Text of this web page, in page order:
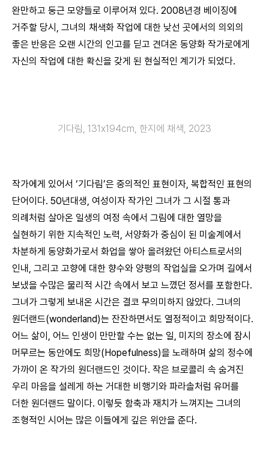
완만하고 둥근 모양들로 이루어져 있다. 2008년경 베이징에
거주할 당시, 그녀의 채색화 작업에 대한 낮선 곳에서의 의외의
좋은 반응은 오랜 시간의 인고를 딛고 견뎌온 동양화 작가로에게
자신의 작업에 대한 확신을 갖게 된 현실적인 계기가 되었다.
기다림, 131x194cm, 한지에 채색, 2023
작가에게 있어서 ‘기다림’은 중의적인 표현이자, 복합적인 표현의
단어이다. 50년대생, 여성이자 작가인 그녀가 그 시절 통과
의례처럼 살아온 일생의 여정 속에서 그림에 대한 열망을
실현하기 위한 지속적인 노력, 서양화가 중심이 된 미술계에서
차분하게 동양화가로서 화업을 쌓아 올려왔던 아티스트로서의
인내, 그리고 고향에 대한 향수와 양평의 작업실을 오가며 길에서
보냈을 수많은 물리적 시간 속에서 보고 느꼈던 정서를 포함한다.
그녀가 그렇게 보내온 시간은 결코 무의미하지 않았다. 그녀의
원더랜드(wonderland)는 잔잔하면서도 열정적이고 희망적이다.
어느 삶이, 어느 인생이 만만할 수는 없는 일, 미지의 장소에 잠시
머무르는 동안에도 희망(Hopefulness)을 노래하며 삶의 정수에
가까이 온 작가의 원더랜드인 것이다. 작은 브로콜리 속 숨겨진
우리 마음을 설레게 하는 거대한 비행기와 파라솔처럼 유머를
더한 원더랜드 말이다. 이렇듯 함축과 재치가 느껴지는 그녀의
조형적인 시어는 많은 이들에게 깊은 위안을 준다.